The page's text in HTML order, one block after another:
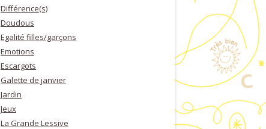
Différence(s)
Doudous
Egalité filles/garçons
Emotions
Escargots
Galette de janvier
Jardin
Jeux
La Grande Lessive